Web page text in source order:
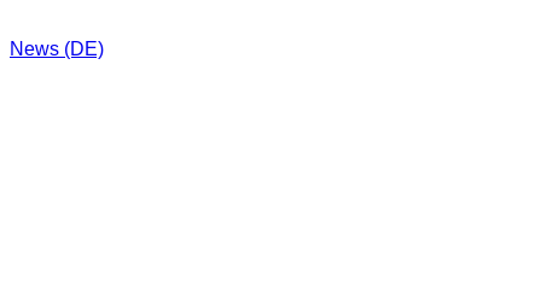
News (DE)